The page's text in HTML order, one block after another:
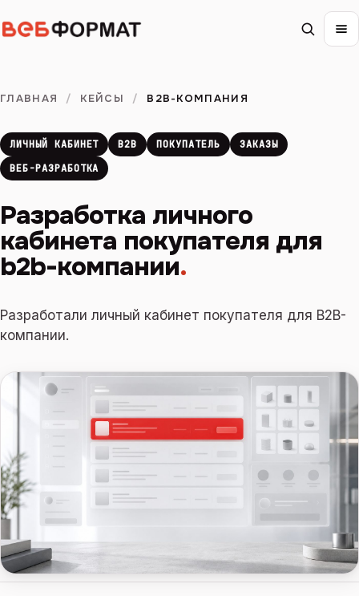
ГЛАВНАЯ / КЕЙСЫ / B2B-КОМПАНИЯ
ЛИЧНЫЙ КАБИНЕТ B2B ПОКУПАТЕЛЬ
ЗАКАЗЫ
ВЕБ-РАЗРАБОТКА
Разработка личного
кабинета покупателя для
b2b-компании.
Разработали личный кабинет покупателя для B2B-
компании.